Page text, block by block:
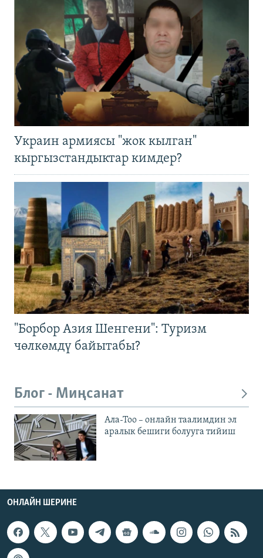
Украин армиясы "жок кылган"
кыргызстандыктар кимдер?
"Борбор Азия Шенгени": Туризм
чөлкөмдү байытабы?
Блог - Миңсанат
Ала-Тоо – онлайн таалимдин эл
аралык бешиги болууга тийиш
ОНЛАЙН ШЕРИНЕ